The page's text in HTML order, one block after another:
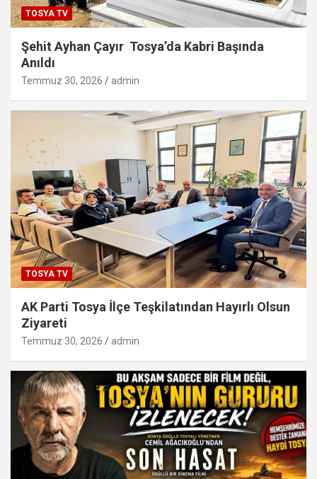
TOSYA TV
Şehit Ayhan Çayır Tosya’da Kabri Başında
Anıldı
Temmuz 30, 2026 admin
TOSYA TV
AK Parti Tosya İlçe Teşkilatından Hayırlı Olsun
Ziyareti
Temmuz 30, 2026 admin